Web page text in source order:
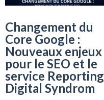
Changement du
Core Google :
Nouveaux enjeux
pour le SEO et le
service Reporting
Digital Syndrom